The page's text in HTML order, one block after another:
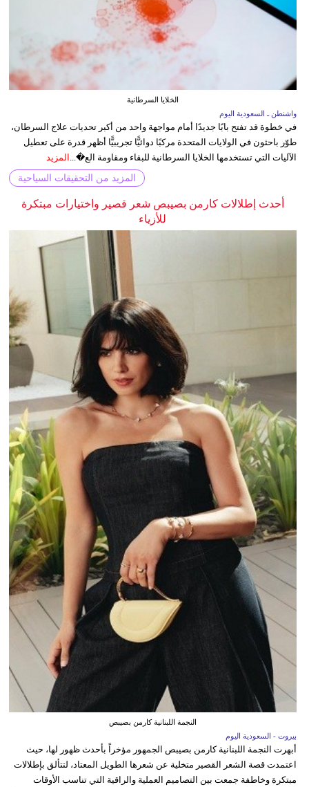
الخلايا السرطانية
واشنطن ـ السعودية اليوم
في خطوة قد تفتح بابًا جديدًا أمام مواجهة واحد من أكبر تحديات علاج السرطان،
طوّر باحثون في الولايات المتحدة مركبًا دوائيًّا تجريبيًّا أظهر قدرة على تعطيل
الآليات التي تستخدمها الخلايا السرطانية للبقاء ومقاومة الع�... المزيد
المزيد من التحقيقات السياحية
أحدث إطلالات كارمن بصيبص شعر قصير واختيارات مبتكرة
للأزياء
النجمة اللبنانية كارمن بصيبص
بيروت - السعودية اليوم
أبهرت النجمة اللبنانية كارمن بصيبص الجمهور مؤخراً بأحدث ظهور لها، حيث
اعتمدت قصة الشعر القصير متخلية عن شعرها الطويل المعتاد، لتتألق بإطلالات
مبتكرة وخاطفة جمعت بين التصاميم العملية والراقية التي تناسب الأوقات